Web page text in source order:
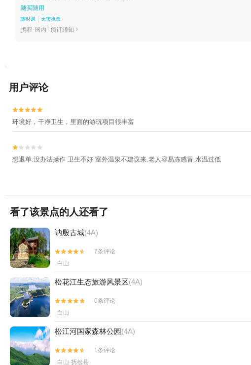
随买随用
随时退 无需换票
携程-国内 预订须知 
用户评论


环境好，干净卫生，里面的游玩项目很丰富


想退单.没办法操作 卫生不好 室外温泉不建议来.老人容易冻感冒.水温过低
看了该景点的人还看了
讷殷古城(4A)


7条评论
白山
松花江生态旅游风景区(4A)


0条评论
白山
松江河国家森林公园(4A)


1条评论
白山·抚松县